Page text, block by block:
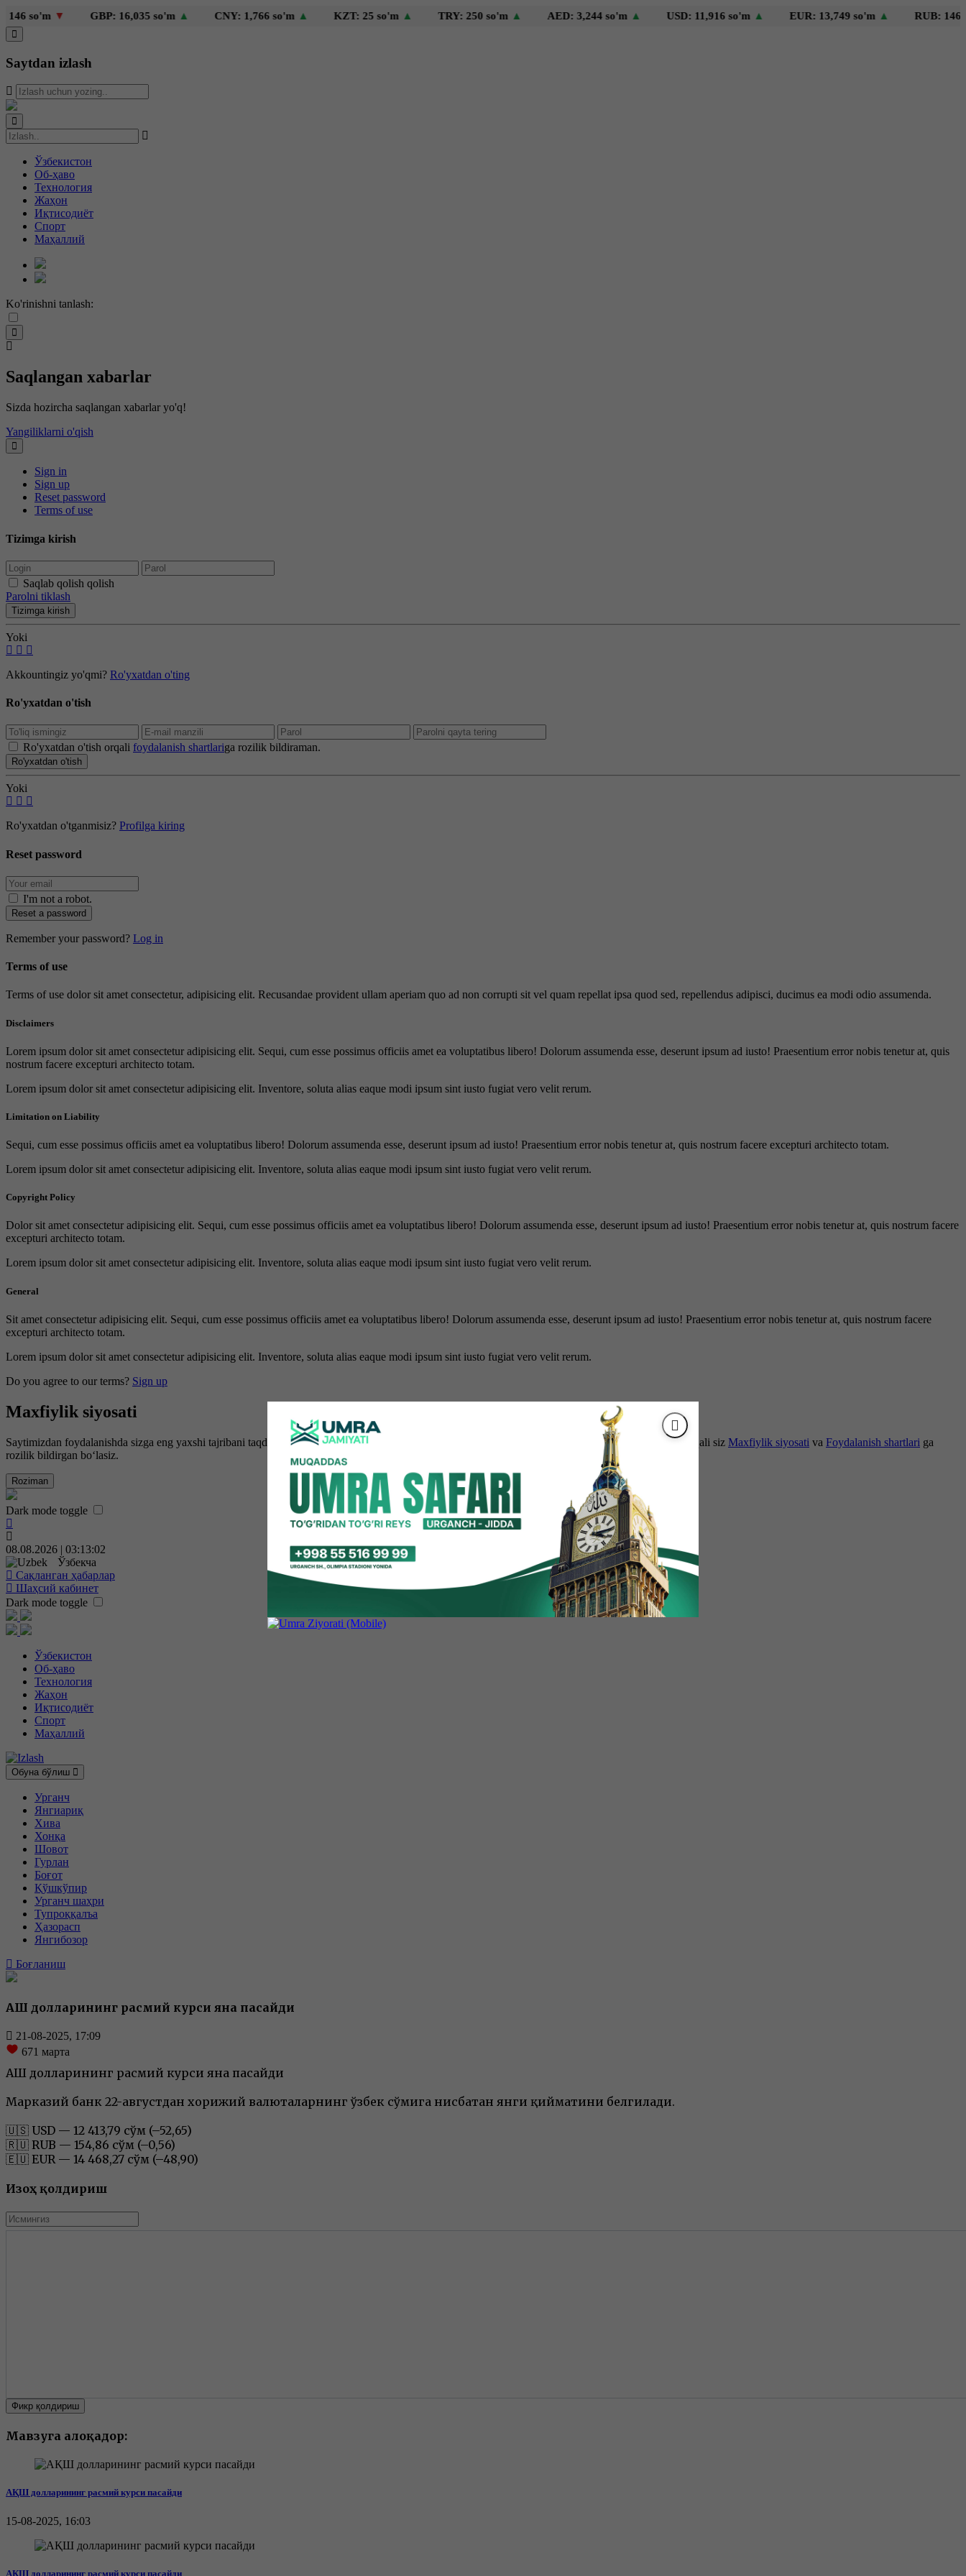
▼ GBP: 16,035 so'm▲ CNY: 1,766 so'm▲ KZT: 25 so'm▲ TRY: 250 so'm▲ AED: 3,244 so'm▲ USD: 11,916 so'm▲ EUR: 13,749 so'm▲ RUB: 146 so'm▼
Saytdan izlash
Ўзбекистон
Об-ҳаво
Технология
Жаҳон
Иқтисодиёт
Спорт
Маҳаллий
Ko'rinishni tanlash:
Saqlangan xabarlar
Sizda hozircha saqlangan xabarlar yo'q!
Yangiliklarni o'qish
Sign in
Sign up
Reset password
Terms of use
Tizimga kirish
Saqlab qolish qolish
Parolni tiklash
Tizimga kirish
Yoki
Akkountingiz yo'qmi? Ro'yxatdan o'ting
Ro'yxatdan o'tish
Ro'yxatdan o'tish orqali foydalanish shartlariga rozilik bildiraman.
Ro'yxatdan o'tish
Yoki
Ro'yxatdan o'tganmisiz? Profilga kiring
Reset password
I'm not a robot.
Reset a password
Remember your password? Log in
Terms of use
Terms of use dolor sit amet consectetur, adipisicing elit. Recusandae provident ullam aperiam quo ad non corrupti sit vel quam repellat ipsa quod sed, repellendus adipisci, ducimus ea modi odio assumenda.
Disclaimers
Lorem ipsum dolor sit amet consectetur adipisicing elit. Sequi, cum esse possimus officiis amet ea voluptatibus libero! Dolorum assumenda esse, deserunt ipsum ad iusto! Praesentium error nobis tenetur at, quis
nostrum facere excepturi architecto totam.
Lorem ipsum dolor sit amet consectetur adipisicing elit. Inventore, soluta alias eaque modi ipsum sint iusto fugiat vero velit rerum.
Limitation on Liability
Sequi, cum esse possimus officiis amet ea voluptatibus libero! Dolorum assumenda esse, deserunt ipsum ad iusto! Praesentium error nobis tenetur at, quis nostrum facere excepturi architecto totam.
Lorem ipsum dolor sit amet consectetur adipisicing elit. Inventore, soluta alias eaque modi ipsum sint iusto fugiat vero velit rerum.
Copyright Policy
Dolor sit amet consectetur adipisicing elit. Sequi, cum esse possimus officiis amet ea voluptatibus libero! Dolorum assumenda esse, deserunt ipsum ad iusto! Praesentium error nobis tenetur at, quis nostrum facere
excepturi architecto totam.
Lorem ipsum dolor sit amet consectetur adipisicing elit. Inventore, soluta alias eaque modi ipsum sint iusto fugiat vero velit rerum.
General
Sit amet consectetur adipisicing elit. Sequi, cum esse possimus officiis amet ea voluptatibus libero! Dolorum assumenda esse, deserunt ipsum ad iusto! Praesentium error nobis tenetur at, quis nostrum facere
excepturi architecto totam.
Lorem ipsum dolor sit amet consectetur adipisicing elit. Inventore, soluta alias eaque modi ipsum sint iusto fugiat vero velit rerum.
Do you agree to our terms? Sign up
Maxfiylik siyosati
Saytimizdan foydalanishda sizga eng yaxshi tajribani taqdim etish uchun biz cookie-fayllardan foydalanamiz. Saytimizdan foydalanishda davom etish orqali siz Maxfiylik siyosati va Foydalanish shartlari ga
rozilik bildirgan bo‘lasiz.
Roziman
Dark mode toggle
08.08.2026 | 03:13:03
Ўзбекча
Сақланган ҳабарлар
Шаҳсий кабинет
Dark mode toggle
Ўзбекистон
Об-ҳаво
Технология
Жаҳон
Иқтисодиёт
Спорт
Маҳаллий
Обуна бўлиш
Урганч
Янгиариқ
Хива
Хонқа
Шовот
Гурлан
Боғот
Қўшкўпир
Урганч шаҳри
Тупроққалъа
Ҳазорасп
Янгибозор
Боғланиш
АҚШ долларининг расмий курси яна пасайди
21-08-2025, 17:09
671 марта
АҚШ долларининг расмий курси яна пасайди
Марказий банк 22-августдан хорижий валюталарнинг ўзбек сўмига нисбатан янги қийматини белгилади.
🇺🇸 USD — 12 413,79 сўм (–52,65)
🇷🇺 RUB — 154,86 сўм (–0,56)
🇪🇺 EUR — 14 468,27 сўм (–48,90)
Изоҳ қолдириш
Фикр қолдириш
Мавзуга алоқадор:
АҚШ долларининг расмий курси пасайди
15-08-2025, 16:03
АҚШ долларининг расмий курси пасайди